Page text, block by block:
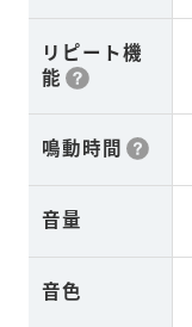
リピート機
能
鳴動時間
音量
音色